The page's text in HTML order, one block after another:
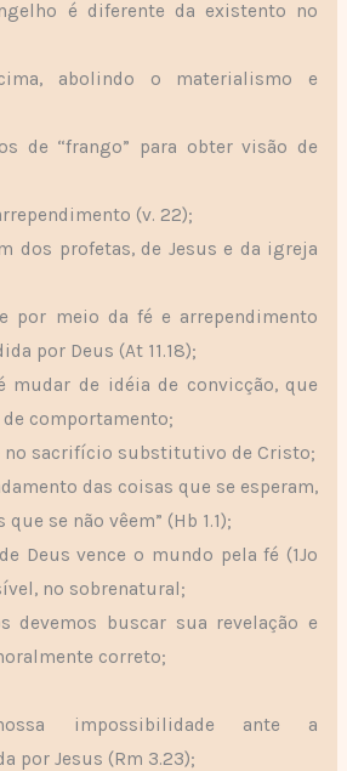
é diferente da existento no
abolindo o materialismo e
de “frango” para obter visão de
(v. 22);
dos profetas, de Jesus e da igreja
por meio da fé e arrependimento
por Deus (At 11.18);
mudar de idéia de convicção, que
comportamento;
no sacrifício substitutivo de Cristo;
das coisas que se esperam,
se não vêem” (Hb 1.1);
Deus vence o mundo pela fé (1Jo
no sobrenatural;
devemos buscar sua revelação e
correto;
impossibilidade ante a
por Jesus (Rm 3.23);